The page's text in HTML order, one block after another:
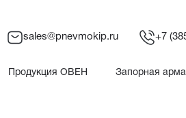
sales@pnevmokip.ru +7
Продукция ОВЕН Запорная